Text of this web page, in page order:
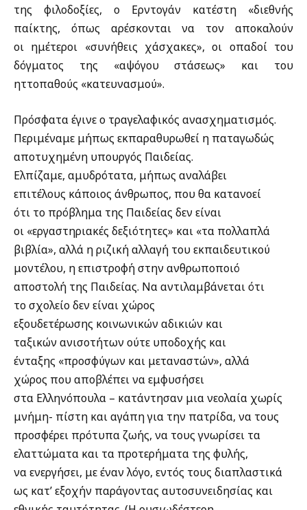
της φιλοδοξίες, ο Ερντογάν κατέστη «διεθνής
παίκτης, όπως αρέσκονται να τον αποκαλούν
οι ημέτεροι «συνήθεις χάσχακες», οι οπαδοί του
δόγματος της «αψόγου στάσεως» και του
ηττοπαθούς «κατευνασμού».
Πρόσφατα έγινε ο τραγελαφικός ανασχηματισμός.
Περιμέναμε μήπως εκπαραθυρωθεί η παταγωδώς
αποτυχημένη υπουργός Παιδείας.
Ελπίζαμε, αμυδρότατα, μήπως αναλάβει
επιτέλους κάποιος άνθρωπος, που θα κατανοεί
ότι το πρόβλημα της Παιδείας δεν είναι
οι «εργαστηριακές δεξιότητες» και «τα πολλαπλά
βιβλία», αλλά η ριζική αλλαγή του εκπαιδευτικού
μοντέλου, η επιστροφή στην ανθρωποποιό
αποστολή της Παιδείας. Να αντιλαμβάνεται ότι
το σχολείο δεν είναι χώρος
εξουδετέρωσης κοινωνικών αδικιών και
ταξικών ανισοτήτων ούτε υποδοχής και
ένταξης «προσφύγων και μεταναστών», αλλά
χώρος που αποβλέπει να εμφυσήσει
στα Ελληνόπουλα – κατάντησαν μια νεολαία χωρίς
μνήμη- πίστη και αγάπη για την πατρίδα, να τους
προσφέρει πρότυπα ζωής, να τους γνωρίσει τα
ελαττώματα και τα προτερήματα της φυλής,
να ενεργήσει, με έναν λόγο, εντός τους διαπλαστικά
ως κατ’ εξοχήν παράγοντας αυτοσυνειδησίας και